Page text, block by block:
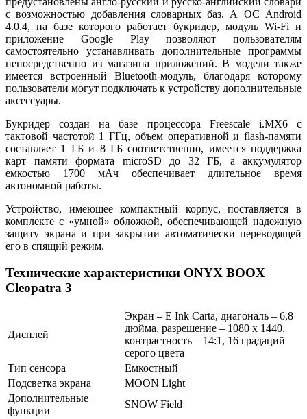
с возможностью добавления словарных баз. А ОС Android
4.0.4, на базе которого работает букридер, модуль Wi-Fi и
приложение Google Play позволяют пользователям
самостоятельно устанавливать дополнительные программы
непосредственно из магазина приложений. В модели также
имеется встроенный Bluetooth-модуль, благодаря которому
пользователи могут подключать к устройству дополнительные
аксессуары.
Букридер создан на базе процессора Freescale i.MX6 с
тактовой частотой 1 ГГц, объем оперативной и flash-памяти
составляет 1 ГБ и 8 ГБ соответственно, имеется поддержка
карт памяти формата microSD до 32 ГБ, а аккумулятор
емкостью 1700 мАч обеспечивает длительное время
автономной работы.
Устройство, имеющее компактный корпус, поставляется в
комплекте с «умной» обложкой, обеспечивающей надежную
защиту экрана и при закрытии автоматически переводящей
его в спящий режим.
Технические характеристики ONYX BOOX
Cleopatra 3
Дисплей
Экран – E Ink Carta, диагональ – 6,8
дюйма, разрешение – 1080 х 1440,
контрастность – 14:1, 16 градаций
серого цвета
Тип сенсора
Емкостный
Подсветка экрана
MOON Light+
Дополнительные
функции
SNOW Field